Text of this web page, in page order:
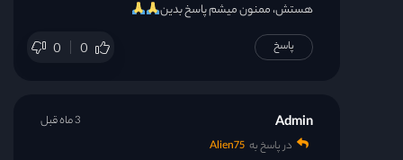
قسمت 48
هستش، ممنون میشم پاسخ بدین
0 0 پاسخ
Admin
در پاسخ به Alien75
3 ماه قبل